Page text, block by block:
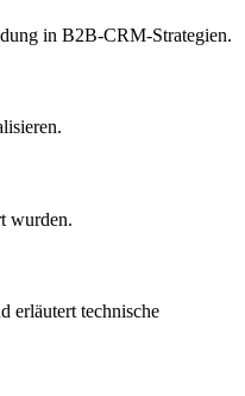
in B2B-CRM-Strategien.
wurden.
erläutert technische